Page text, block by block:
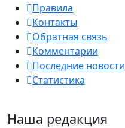
Правила
Контакты
Обратная связь
Комментарии
Последние новости
Статистика
Наша редакция